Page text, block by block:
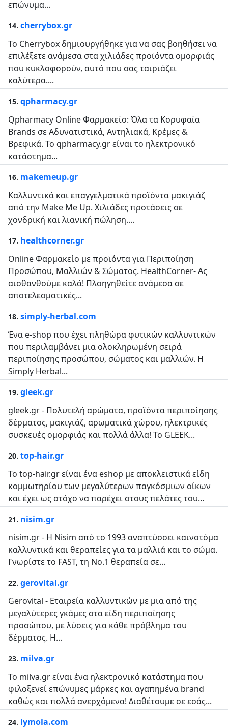
επώνυμα...
14. cherrybox.gr
Το Cherrybox δημιουργήθηκε για να σας βοηθήσει να
επιλέξετε ανάμεσα στα χιλιάδες προϊόντα ομορφιάς
που κυκλοφορούν, αυτό που σας ταιριάζει
καλύτερα....
15. qpharmacy.gr
Qpharmacy Online Φαρμακείο: Όλα τα Κορυφαία
Brands σε Αδυνατιστικά, Αντηλιακά, Κρέμες &
Βρεφικά. To qpharmacy.gr είναι το ηλεκτρονικό
κατάστημα...
16. makemeup.gr
Καλλυντικά και επαγγελματικά προϊόντα μακιγιάζ
από την Make Me Up. Χιλιάδες προτάσεις σε
χονδρική και λιανική πώληση....
17. healthcorner.gr
Online Φαρμακείο με προϊόντα για Περιποίηση
Προσώπου, Μαλλιών & Σώματος. HealthCorner- Ας
αισθανθούμε καλά! Πλοηγηθείτε ανάμεσα σε
αποτελεσματικές...
18. simply-herbal.com
Ένα e-shop που έχει πληθώρα φυτικών καλλυντικών
που περιλαμβάνει μια ολοκληρωμένη σειρά
περιποίησης προσώπου, σώματος και μαλλιών. Η
Simply Herbal...
19. gleek.gr
gleek.gr - Πολυτελή αρώματα, προϊόντα περιποίησης
δέρματος, μακιγιάζ, αρωματικά χώρου, ηλεκτρικές
συσκευές ομορφιάς και πολλά άλλα! Το GLEEK...
20. top-hair.gr
Το top-hair.gr είναι ένα eshop με αποκλειστικά είδη
κομμωτηρίου των μεγαλύτερων παγκόσμιων οίκων
και έχει ως στόχο να παρέχει στους πελάτες του...
21. nisim.gr
nisim.gr - Η Nisim από το 1993 αναπτύσσει καινοτόμα
καλλυντικά και θεραπείες για τα μαλλιά και το σώμα.
Γνωρίστε το FAST, τη Νο.1 θεραπεία σε...
22. gerovital.gr
Gerovital - Εταιρεία καλλυντικών με μια από της
μεγαλύτερες γκάμες στα είδη περιποίησης
προσώπου, με λύσεις για κάθε πρόβλημα του
δέρματος. Η...
23. milva.gr
Το milva.gr είναι ένα ηλεκτρονικό κατάστημα που
φιλοξενεί επώνυμες μάρκες και αγαπημένα brand
καθώς και πολλά ανερχόμενα! Διαθέτουμε σε εσάς...
24. lymola.com